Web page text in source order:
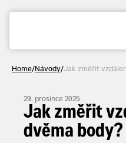
29. prosince 2025
Jak změřit
dvěma body?
Home/Návody/Jak změřit